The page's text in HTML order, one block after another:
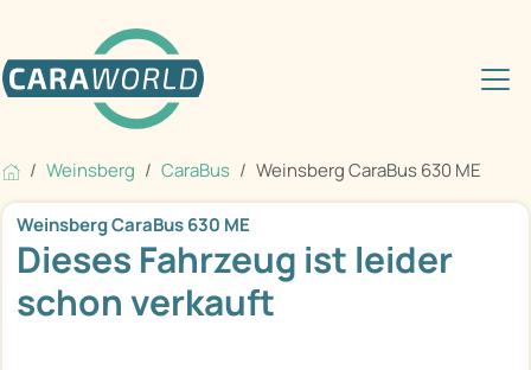
Weinsberg CaraBus Weinsberg CaraBus 630 ME
Weinsberg CaraBus 630 ME
Dieses Fahrzeug ist leider
schon verkauft